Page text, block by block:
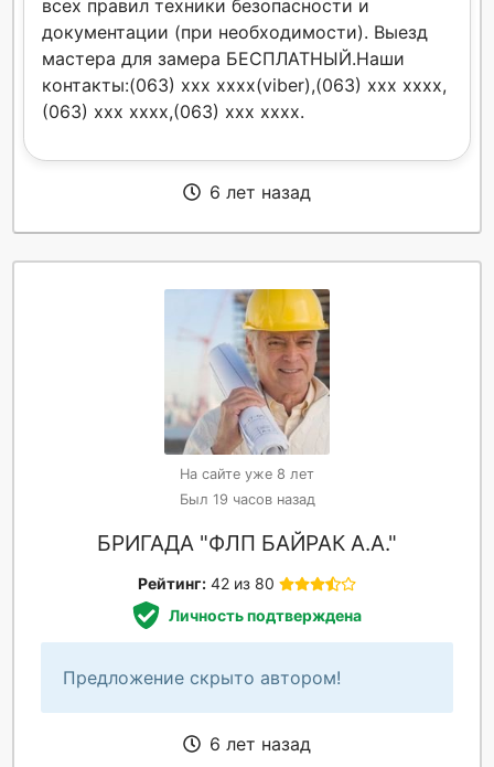
всех правил техники безопасности и
документации (при необходимости). Выезд
мастера для замера БЕСПЛАТНЫЙ.Наши
контакты:(063) xxx xxxx(viber),(063) xxx xxxx,
(063) xxx xxxx,(063) xxx xxxx.
6 лет назад
На сайте уже 8 лет
Был 19 часов назад
БРИГАДА "ФЛП БАЙРАК А.А."
Рейтинг: 42 из 80
Личность подтверждена
Предложение скрыто автором!
6 лет назад